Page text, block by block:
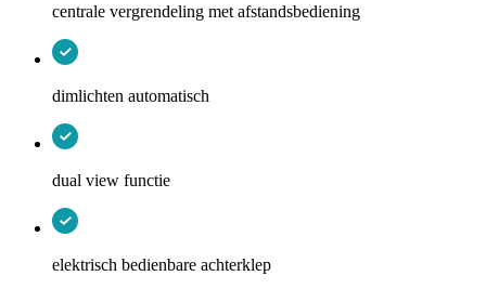
centrale vergrendeling met afstandsbediening
dimlichten automatisch
dual view functie
elektrisch bedienbare achterklep